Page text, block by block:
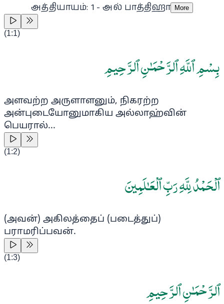
அத்தியாயம்: 1 - அல் பாத்திஹா More
(1:1)
بِسْمِ ٱللَّهِ ٱلرَّحْمَـٰنِ ٱلرَّحِيمِ
அளவற்ற அருளாளனும், நிகரற்ற
அன்புடையோனுமாகிய அல்லாஹ்வின்
பெயரால்...
(1:2)
ٱلْحَمْدُ لِلَّهِ رَبِّ ٱلْعَـٰلَمِينَ
(அவன்) அகிலத்தைப் (படைத்துப்)
பராமரிப்பவன்.
(1:3)
ٱلرَّحْمَـٰنِ ٱلرَّحِيمِ